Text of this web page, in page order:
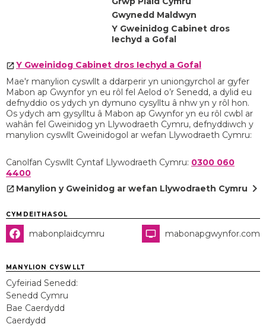
Gwynedd Maldwyn
Y Gweinidog Cabinet dros
Iechyd a Gofal
Y Gweinidog Cabinet dros Iechyd a Gofal
Mae'r manylion cyswllt a ddarperir yn uniongyrchol ar gyfer
Mabon ap Gwynfor yn eu rôl fel Aelod o’r Senedd, a dylid eu
defnyddio os ydych yn dymuno cysylltu â nhw yn y rôl hon.
Os ydych am gysylltu â Mabon ap Gwynfor yn eu rôl cwbl ar
wahân fel Gweinidog yn Llywodraeth Cymru, defnyddiwch y
manylion cyswllt Gweinidogol ar wefan Llywodraeth Cymru:
Canolfan Cyswllt Cyntaf Llywodraeth Cymru: 0300 060
4400
Manylion y Gweinidog ar wefan Llywodraeth Cymru chevron_right
CYMDEITHASOL
mabonplaidcymru mabonapgwynfor.com
MANYLION CYSWLLT
Cyfeiriad Senedd:
Senedd Cymru
Bae Caerdydd
Caerdydd